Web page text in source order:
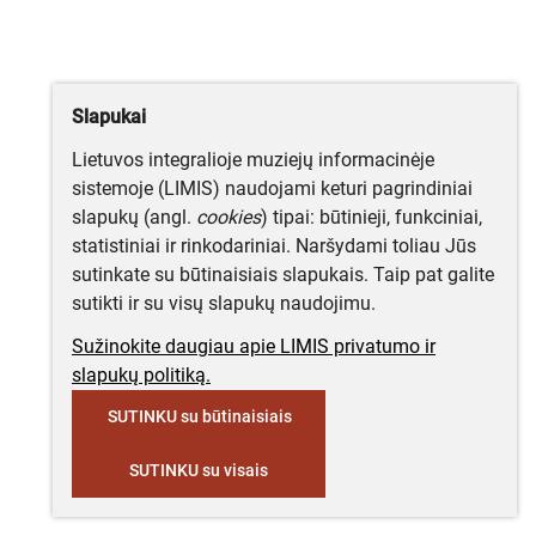
Slapukai
Lietuvos integralioje muziejų informacinėje
sistemoje (LIMIS) naudojami keturi pagrindiniai
slapukų (angl. cookies) tipai: būtinieji, funkciniai,
statistiniai ir rinkodariniai. Naršydami toliau Jūs
sutinkate su būtinaisiais slapukais. Taip pat galite
sutikti ir su visų slapukų naudojimu.
Sužinokite daugiau apie LIMIS privatumo ir
slapukų politiką.
SUTINKU su būtinaisiais
SUTINKU su visais